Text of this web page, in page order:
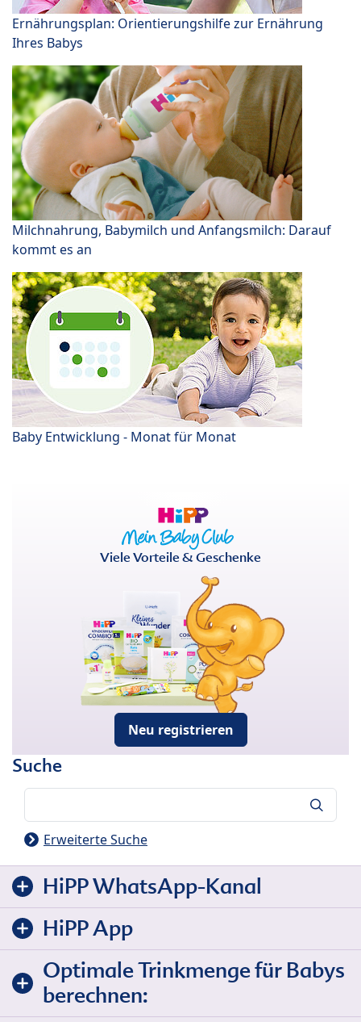
Ernährungsplan: Orientierungshilfe zur Ernährung
Ihres Babys
Milchnahrung, Babymilch und Anfangsmilch: Darauf
kommt es an
Baby Entwicklung - Monat für Monat
Viele Vorteile & Geschenke
Neu registrieren
Suche
Erweiterte Suche
HiPP WhatsApp-Kanal
HiPP App
Optimale Trinkmenge für Babys
berechnen: